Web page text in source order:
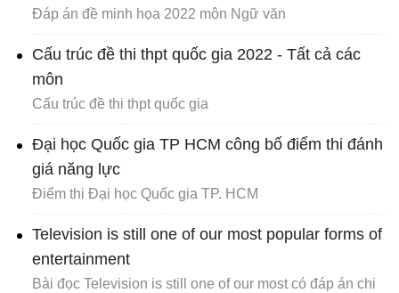
Đáp án đề minh họa 2022 môn Ngữ văn
Cấu trúc đề thi thpt quốc gia 2022 - Tất cả các
môn
Cấu trúc đề thi thpt quốc gia
Đại học Quốc gia TP HCM công bố điểm thi đánh
giá năng lực
Điểm thi Đại học Quốc gia TP. HCM
Television is still one of our most popular forms of
entertainment
Bài đọc Television is still one of our most có đáp án chi